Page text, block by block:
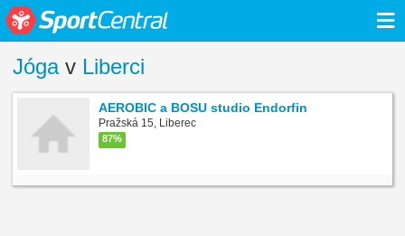
≡
Jóga v Liberci
AEROBIC a BOSU studio Endorfin
Pražská 15, Liberec
87%